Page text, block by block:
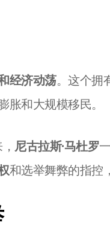
经济动荡。这个拥
胀和大规模移民。
尼古拉斯·马杜罗
和选举舞弊的指控